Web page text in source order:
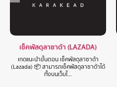
เช็คพัสดุลาซาด้า (LAZADA)
เกดแนะนำขั้นตอน เช็คพัสดุลาซาด้า
(Lazada) 📦 สามารถเช็คพัสดุลาซาด้าได้
ทั้งบนเว็บไ…